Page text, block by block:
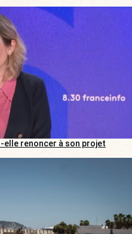
elle renoncer à son projet